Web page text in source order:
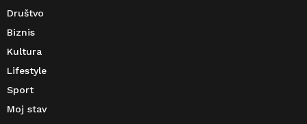
Društvo
Biznis
Kultura
Lifestyle
Sport
Moj stav